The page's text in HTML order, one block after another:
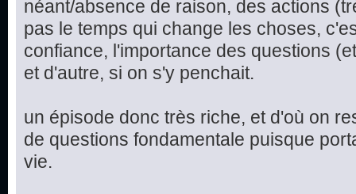
néant/absence de raison, des actions
pas le temps qui change les choses,
confiance, l'importance des questions
et d'autre, si on s'y penchait.
un épisode donc très riche, et d'où on
de questions fondamentale puisque
vie.